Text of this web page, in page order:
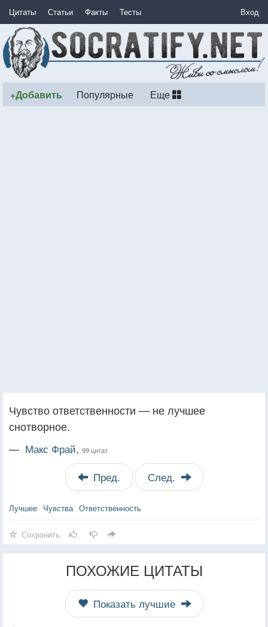
Цитаты Статьи Факты Тесты Вход
+Добавить Популярные Еще
Чувство ответственности — не лучшее
снотворное.
— Макс Фрай, 99 цитат
Пред. След.
Лучшее Чувства Ответственность
Сохранить
ПОХОЖИЕ ЦИТАТЫ
Показать лучшие